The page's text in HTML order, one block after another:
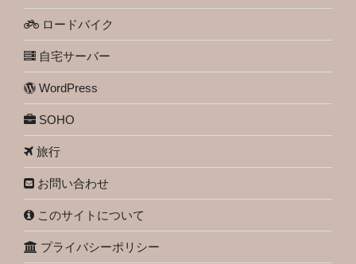
ロードバイク
自宅サーバー
WordPress
SOHO
旅行
お問い合わせ
このサイトについて
プライバシーポリシー